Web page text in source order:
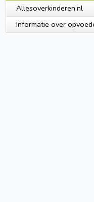
Allesoverkinderen.nl
Informatie over